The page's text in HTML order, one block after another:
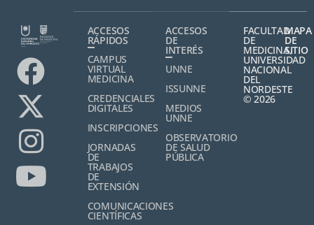
ACCESOS
RÁPIDOS
CAMPUS
VIRTUAL
MEDICINA
CREDENCIALES
DIGITALES
INSCRIPCIONES
JORNADAS
DE
TRABAJOS
DE
EXTENSIÓN
COMUNICACIONES
CIENTÍFICAS
ACCESOS
DE
INTERÉS
UNNE
ISSUNNE
MEDIOS
UNNE
OBSERVATORIO
DE SALUD
PÚBLICA
FACULTAD
DE
MEDICINA,
UNIVERSIDAD
NACIONAL
DEL
NORDESTE
© 2026
MAPA
DE
SITIO